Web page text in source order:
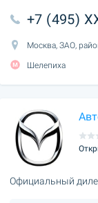
+7 (495)
Москва, ЗАО,
Шелепиха
Официальный